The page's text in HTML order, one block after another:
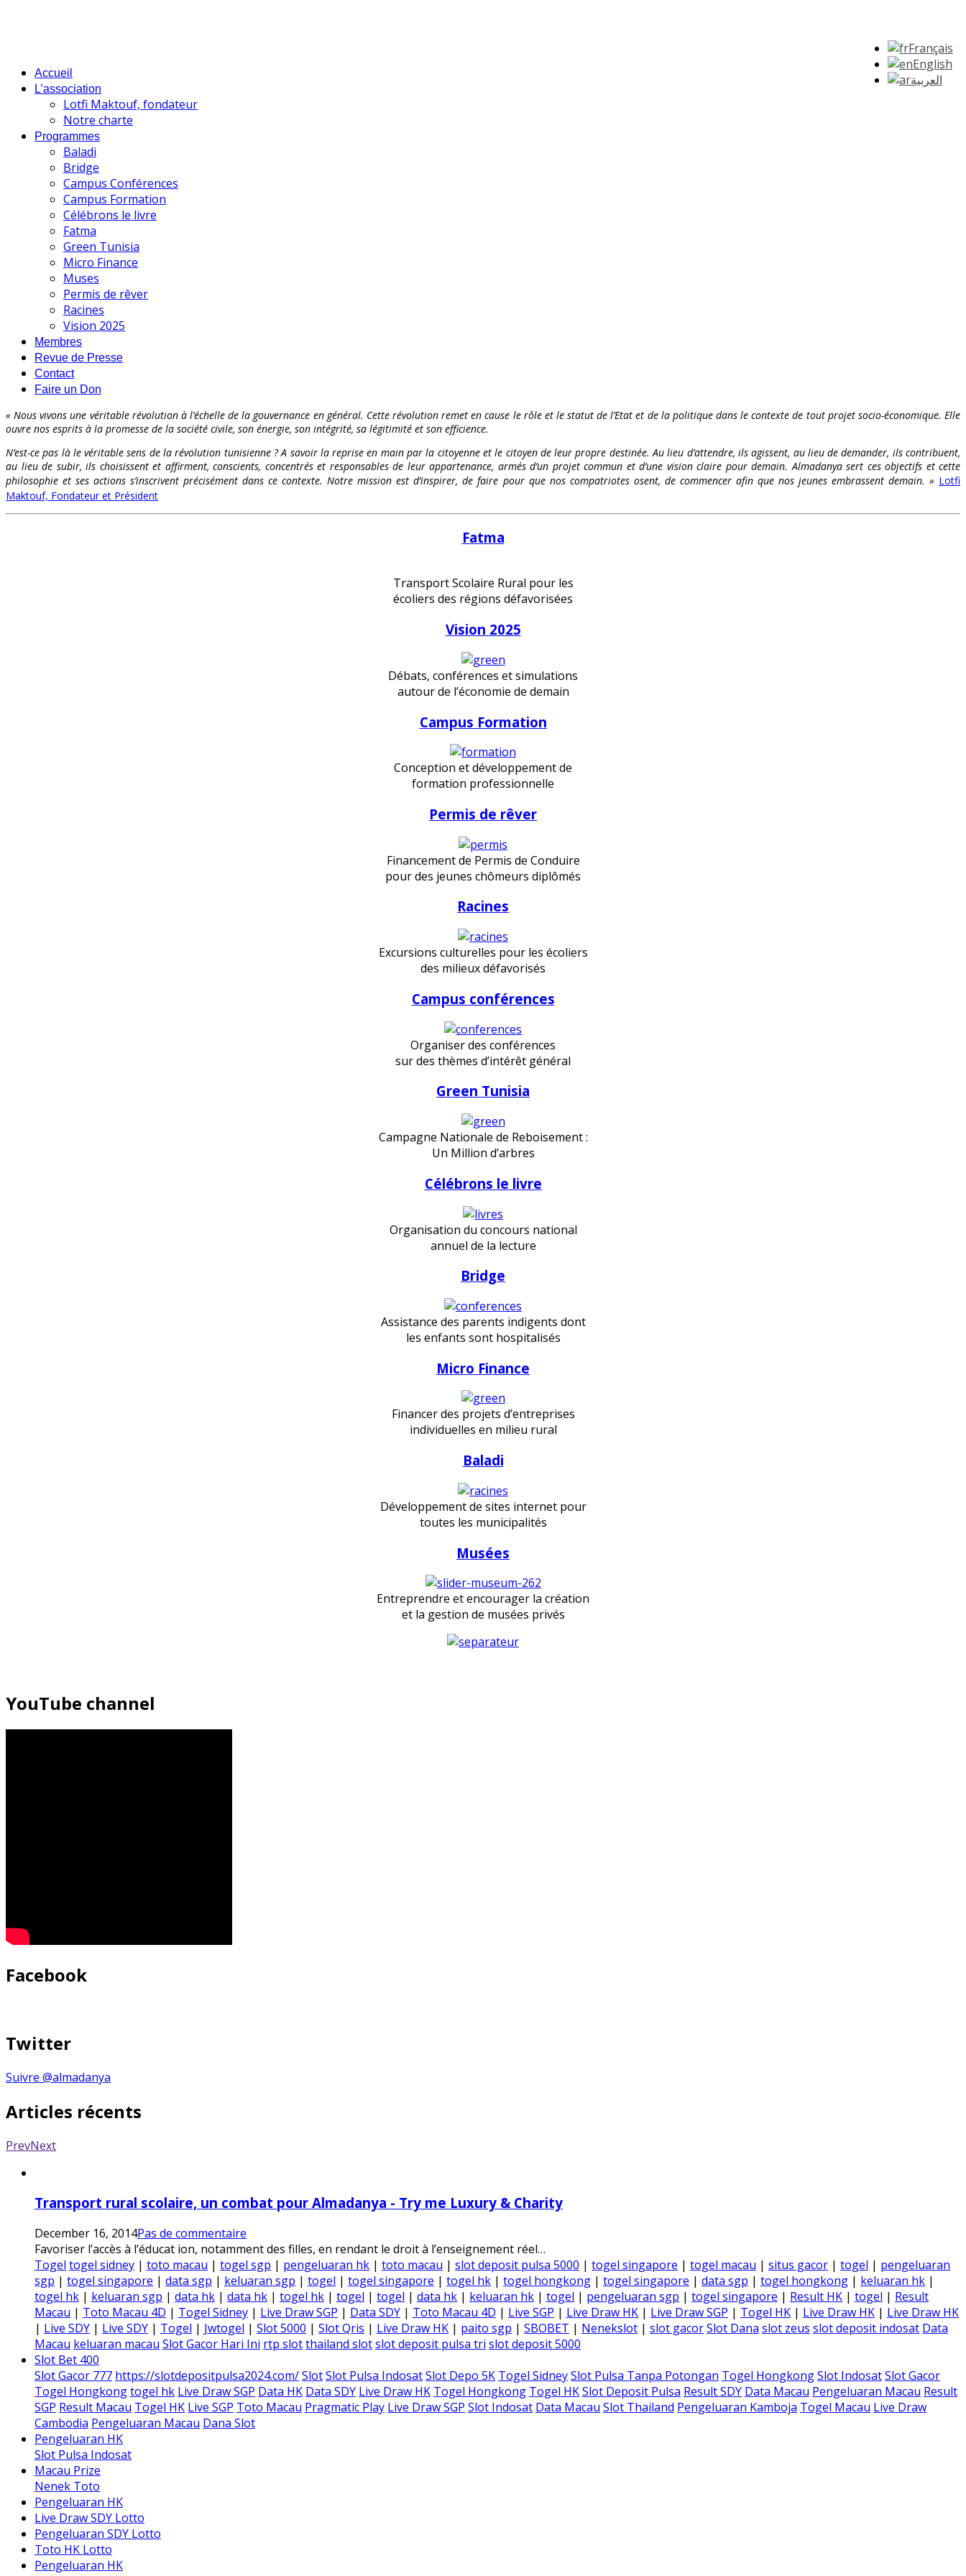
Français
English
العربية
Accueil
L’association
Lotfi Maktouf, fondateur
Notre charte
Programmes
Baladi
Bridge
Campus Conférences
Campus Formation
Célébrons le livre
Fatma
Green Tunisia
Micro Finance
Muses
Permis de rêver
Racines
Vision 2025
Membres
Revue de Presse
Contact
Faire un Don
« Nous vivons une véritable révolution à l’échelle de la gouvernance en général. Cette révolution remet en cause le rôle et le statut de l’Etat et de la politique dans le contexte de tout projet socio-économique. Elle
ouvre nos esprits à la promesse de la société civile, son énergie, son intégrité, sa légitimité et son efficience.
N’est-ce pas là le véritable sens de la révolution tunisienne ? A savoir la reprise en main par la citoyenne et le citoyen de leur propre destinée. Au lieu d’attendre, ils agissent, au lieu de demander, ils contribuent,
au lieu de subir, ils choisissent et affirment, conscients, concentrés et responsables de leur appartenance, armés d’un projet commun et d’une vision claire pour demain. Almadanya sert ces objectifs et cette
philosophie et ses actions s’inscrivent précisément dans ce contexte. Notre mission est d’inspirer, de faire pour que nos compatriotes osent, de commencer afin que nos jeunes embrassent demain. » Lotfi
Maktouf, Fondateur et Président
Fatma
Transport Scolaire Rural pour les
écoliers des régions défavorisées
Vision 2025
Débats, conférences et simulations
autour de l’économie de demain
Campus Formation
Conception et développement de
formation professionnelle
Permis de rêver
Financement de Permis de Conduire
pour des jeunes chômeurs diplômés
Racines
Excursions culturelles pour les écoliers
des milieux défavorisés
Campus conférences
Organiser des conférences
sur des thèmes d’intérêt général
Green Tunisia
Campagne Nationale de Reboisement :
Un Million d’arbres
Célébrons le livre
Organisation du concours national
annuel de la lecture
Bridge
Assistance des parents indigents dont
les enfants sont hospitalisés
Micro Finance
Financer des projets d’entreprises
individuelles en milieu rural
Baladi
Développement de sites internet pour
toutes les municipalités
Musées
Entreprendre et encourager la création
et la gestion de musées privés
YouTube channel
Facebook
Twitter
Suivre @almadanya
Articles récents
PrevNext
Transport rural scolaire, un combat pour Almadanya - Try me Luxury & Charity
December 16, 2014Pas de commentaire
Favoriser l’accès à l’éducat ion, notamment des filles, en rendant le droit à l’enseignement réel…
Togel togel sidney | toto macau | togel sgp | pengeluaran hk | toto macau | slot deposit pulsa 5000 | togel singapore | togel macau | situs gacor | togel | pengeluaran
sgp | togel singapore | data sgp | keluaran sgp | togel | togel singapore | togel hk | togel hongkong | togel singapore | data sgp | togel hongkong | keluaran hk |
togel hk | keluaran sgp | data hk | data hk | togel hk | togel | togel | data hk | keluaran hk | togel | pengeluaran sgp | togel singapore | Result HK | togel | Result
Macau | Toto Macau 4D | Togel Sidney | Live Draw SGP | Data SDY | Toto Macau 4D | Live SGP | Live Draw HK | Live Draw SGP | Togel HK | Live Draw HK | Live Draw HK
| Live SDY | Live SDY | Togel | Jwtogel | Slot 5000 | Slot Qris | Live Draw HK | paito sgp | SBOBET | Nenekslot | slot gacorSlot Dana slot zeus slot deposit indosat Data
Macau keluaran macau Slot Gacor Hari Ini rtp slotthailand slotslot deposit pulsa tri slot deposit 5000
Slot Bet 400
Slot Gacor 777 https://slotdepositpulsa2024.com/SlotSlot Pulsa IndosatSlot Depo 5K Togel SidneySlot Pulsa Tanpa Potongan Togel HongkongSlot IndosatSlot Gacor
Togel Hongkongtogel hk Live Draw SGP Data HK Data SDY Live Draw HK Togel Hongkong Togel HKSlot Deposit Pulsa Result SDY Data Macau Pengeluaran Macau Result
SGP Result Macau Togel HK Live SGP Toto Macau Pragmatic Play Live Draw SGP Slot Indosat Data Macau Slot Thailand Pengeluaran Kamboja Togel Macau Live Draw
Cambodia Pengeluaran Macau Dana Slot
Pengeluaran HK
Slot Pulsa Indosat
Macau Prize
Nenek Toto
Pengeluaran HK
Live Draw SDY Lotto
Pengeluaran SDY Lotto
Toto HK Lotto
Pengeluaran HK